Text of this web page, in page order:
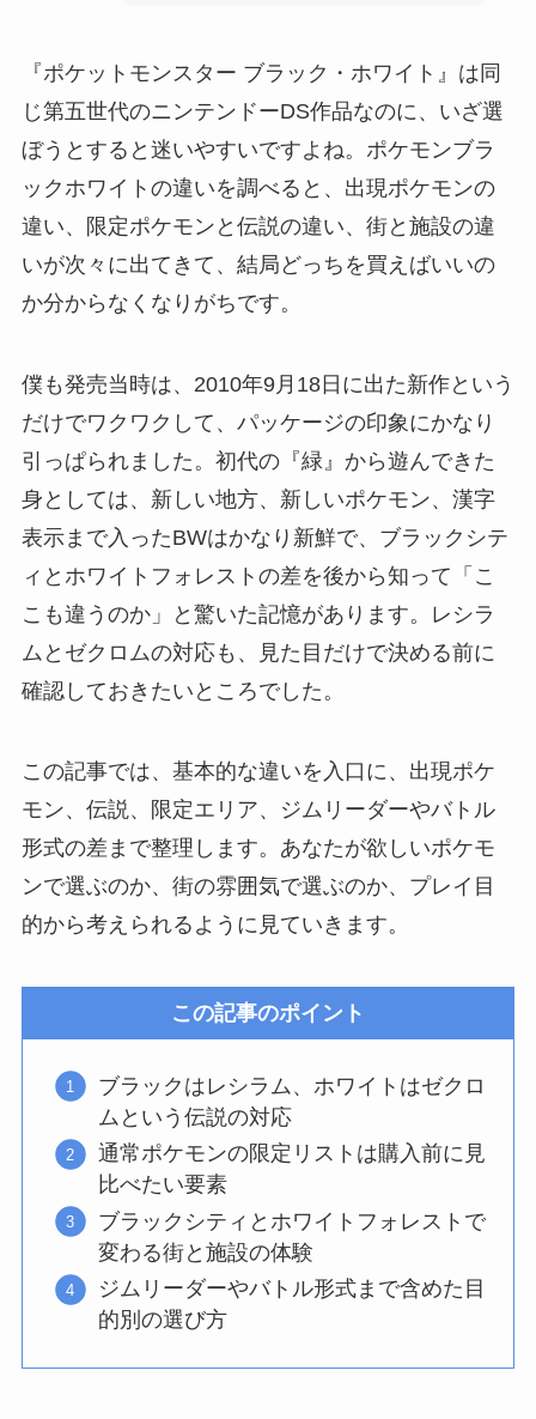
『ポケットモンスター ブラック・ホワイト』は同
じ第五世代のニンテンドーDS作品なのに、いざ選
ぼうとすると迷いやすいですよね。ポケモンブラ
ックホワイトの違いを調べると、出現ポケモンの
違い、限定ポケモンと伝説の違い、街と施設の違
いが次々に出てきて、結局どっちを買えばいいの
か分からなくなりがちです。
僕も発売当時は、2010年9月18日に出た新作という
だけでワクワクして、パッケージの印象にかなり
引っぱられました。初代の『緑』から遊んできた
身としては、新しい地方、新しいポケモン、漢字
表示まで入ったBWはかなり新鮮で、ブラックシテ
ィとホワイトフォレストの差を後から知って「こ
こも違うのか」と驚いた記憶があります。レシラ
ムとゼクロムの対応も、見た目だけで決める前に
確認しておきたいところでした。
この記事では、基本的な違いを入口に、出現ポケ
モン、伝説、限定エリア、ジムリーダーやバトル
形式の差まで整理します。あなたが欲しいポケモ
ンで選ぶのか、街の雰囲気で選ぶのか、プレイ目
的から考えられるように見ていきます。
この記事のポイント
ブラックはレシラム、ホワイトはゼクロ
ムという伝説の対応
通常ポケモンの限定リストは購入前に見
比べたい要素
ブラックシティとホワイトフォレストで
変わる街と施設の体験
ジムリーダーやバトル形式まで含めた目
的別の選び方